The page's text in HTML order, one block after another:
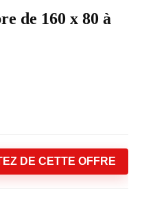
de 160 x 80 à
DE CETTE OFFRE